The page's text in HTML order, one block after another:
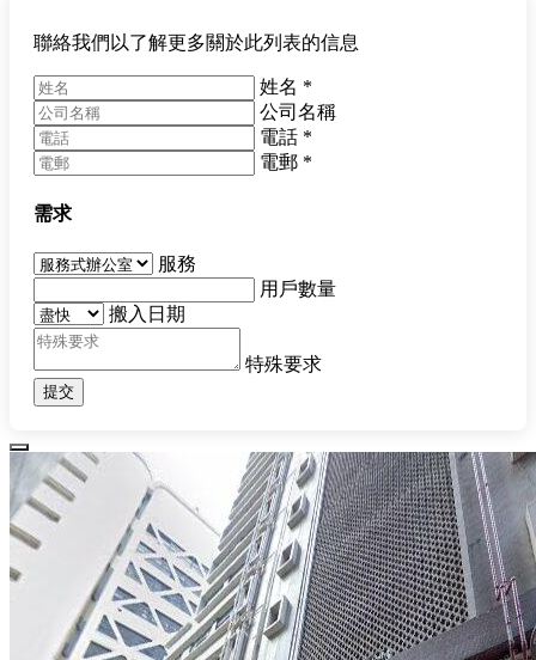
聯絡我們以了解更多關於此列表的信息
姓名 *
公司名稱
電話 *
電郵 *
需求
服務
用戶數量
搬入日期
特殊要求
提交